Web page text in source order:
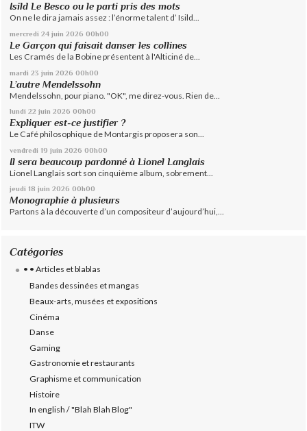
Isild Le Besco ou le parti pris des mots
On ne le dira jamais assez : l’énorme talent d’ Isild...
mercredi 24 juin 2026 00h00
Le Garçon qui faisait danser les collines
Les Cramés de la Bobine présentent à l'Alticiné de...
mardi 23 juin 2026 00h00
L’autre Mendelssohn
Mendelssohn, pour piano. "OK", me direz-vous. Rien de...
lundi 22 juin 2026 00h00
Expliquer est-ce justifier ?
Le Café philosophique de Montargis proposera son...
vendredi 19 juin 2026 00h00
Il sera beaucoup pardonné à Lionel Langlais
Lionel Langlais sort son cinquième album, sobrement...
jeudi 18 juin 2026 00h00
Monographie à plusieurs
Partons à la découverte d’un compositeur d’aujourd’hui,...
Catégories
• • Articles et blablas
Bandes dessinées et mangas
Beaux-arts, musées et expositions
Cinéma
Danse
Gaming
Gastronomie et restaurants
Graphisme et communication
Histoire
In english / "Blah Blah Blog"
ITW